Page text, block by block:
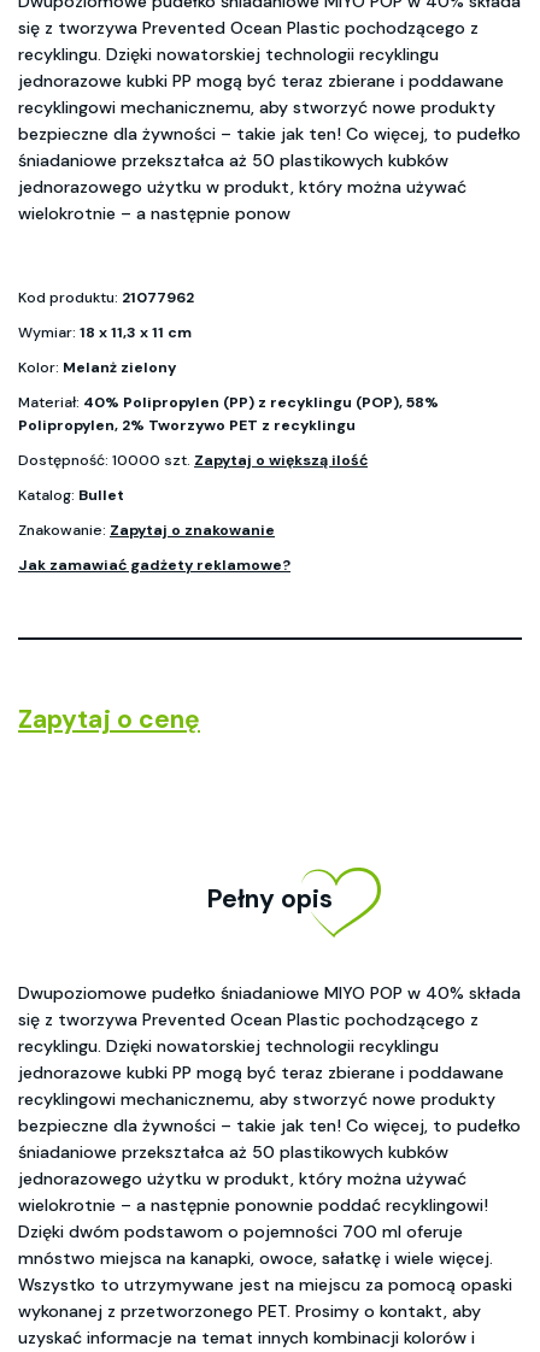
się z tworzywa Prevented Ocean Plastic pochodzącego z
recyklingu. Dzięki nowatorskiej technologii recyklingu
jednorazowe kubki PP mogą być teraz zbierane i poddawane
recyklingowi mechanicznemu, aby stworzyć nowe produkty
bezpieczne dla żywności – takie jak ten! Co więcej, to pudełko
śniadaniowe przekształca aż 50 plastikowych kubków
jednorazowego użytku w produkt, który można używać
wielokrotnie – a następnie ponow
Kod produktu: 21077962
Wymiar: 18 x 11,3 x 11 cm
Kolor: Melanż zielony
Materiał: 40% Polipropylen (PP) z recyklingu (POP), 58%
Polipropylen, 2% Tworzywo PET z recyklingu
Dostępność: 10000 szt. Zapytaj o większą ilość
Katalog: Bullet
Znakowanie: Zapytaj o znakowanie
Jak zamawiać gadżety reklamowe?
Zapytaj o cenę
Pełny opis
Dwupoziomowe pudełko śniadaniowe MIYO POP w 40% składa
się z tworzywa Prevented Ocean Plastic pochodzącego z
recyklingu. Dzięki nowatorskiej technologii recyklingu
jednorazowe kubki PP mogą być teraz zbierane i poddawane
recyklingowi mechanicznemu, aby stworzyć nowe produkty
bezpieczne dla żywności – takie jak ten! Co więcej, to pudełko
śniadaniowe przekształca aż 50 plastikowych kubków
jednorazowego użytku w produkt, który można używać
wielokrotnie – a następnie ponownie poddać recyklingowi!
Dzięki dwóm podstawom o pojemności 700 ml oferuje
mnóstwo miejsca na kanapki, owoce, sałatkę i wiele więcej.
Wszystko to utrzymywane jest na miejscu za pomocą opaski
wykonanej z przetworzonego PET. Prosimy o kontakt, aby
uzyskać informacje na temat innych kombinacji kolorów i